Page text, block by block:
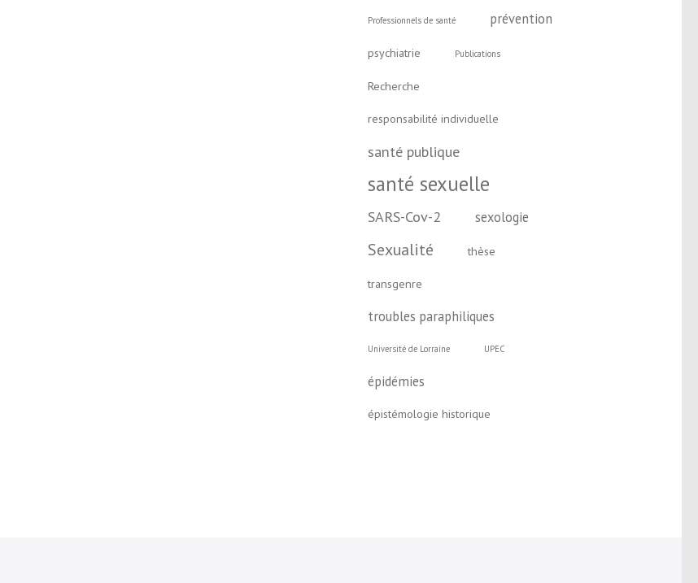
Professionnels de santé prévention
psychiatrie Publications
Recherche
responsabilité individuelle
santé publique
santé sexuelle
SARS-Cov-2 sexologie
Sexualité thèse
transgenre
troubles paraphiliques
Université de Lorraine UPEC
épidémies
épistémologie historique